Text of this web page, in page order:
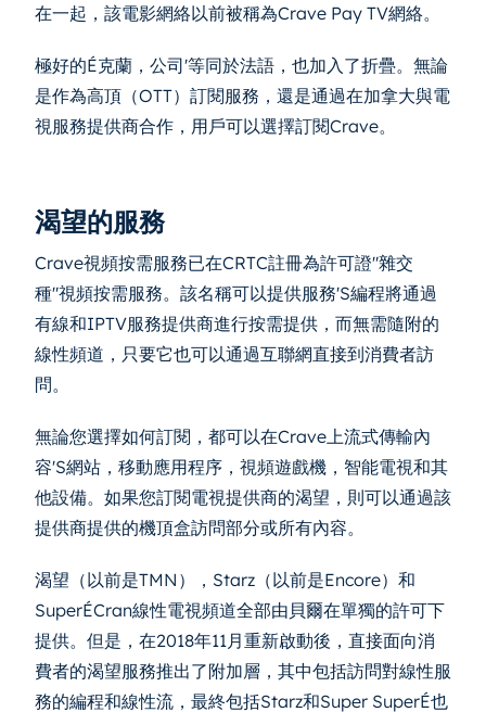
在一起，該電影網絡以前被稱為Crave Pay TV網絡。
極好的É克蘭，公司'等同於法語，也加入了折疊。無論
是作為高頂（OTT）訂閱服務，還是通過在加拿大與電
視服務提供商合作，用戶可以選擇訂閱Crave。
渴望的服務
Crave視頻按需服務已在CRTC註冊為許可證"雜交
種"視頻按需服務。該名稱可以提供服務'S編程將通過
有線和IPTV服務提供商進行按需提供，而無需隨附的
線性頻道，只要它也可以通過互聯網直接到消費者訪
問。
無論您選擇如何訂閱，都可以在Crave上流式傳輸內
容'S網站，移動應用程序，視頻遊戲機，智能電視和其
他設備。如果您訂閱電視提供商的渴望，則可以通過該
提供商提供的機頂盒訪問部分或所有內容。
渴望（以前是TMN），Starz（以前是Encore）和
SuperÉCran線性電視頻道全部由貝爾在單獨的許可下
提供。但是，在2018年11月重新啟動後，直接面向消
費者的渴望服務推出了附加層，其中包括訪問對線性服
務的編程和線性流，最終包括Starz和Super SuperÉ也